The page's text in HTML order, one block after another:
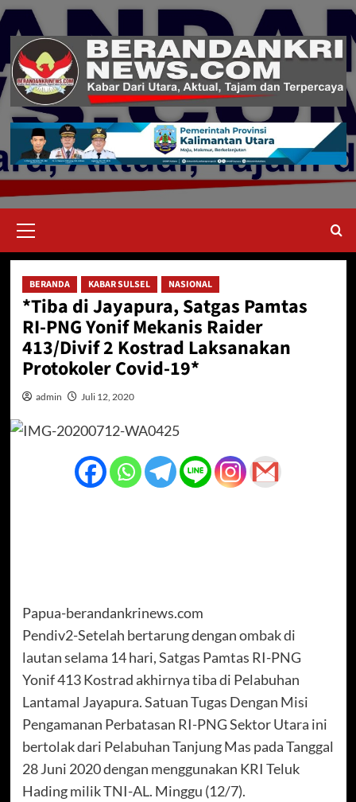
Skip
content
Menu
BERANDA KABAR SULSEL NASIONAL
*Tiba di Jayapura, Satgas Pamtas
RI-PNG Yonif Mekanis Raider
413/Divif 2 Kostrad Laksanakan
Protokoler Covid-19*
admin Juli 12, 2020
Papua-berandankrinews.com
Pendiv2-Setelah bertarung dengan ombak di
lautan selama 14 hari, Satgas Pamtas RI-PNG
Yonif 413 Kostrad akhirnya tiba di Pelabuhan
Lantamal Jayapura. Satuan Tugas Dengan Misi
Pengamanan Perbatasan RI-PNG Sektor Utara ini
bertolak dari Pelabuhan Tanjung Mas pada Tanggal
28 Juni 2020 dengan menggunakan KRI Teluk
Hading milik TNI-AL. Minggu (12/7).